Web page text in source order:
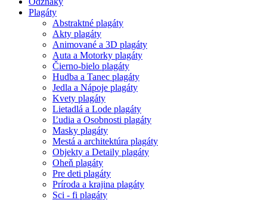
Plagáty
Abstraktné plagáty
Akty plagáty
Animované a 3D plagáty
Auta a Motorky plagáty
Čierno-bielo plagáty
Hudba a Tanec plagáty
Jedla a Nápoje plagáty
Kvety plagáty
Lietadlá a Lode plagáty
Ľudia a Osobnosti plagáty
Masky plagáty
Mestá a architektúra plagáty
Objekty a Detaily plagáty
Oheň plagáty
Pre deti plagáty
Príroda a krajina plagáty
Sci - fi plagáty